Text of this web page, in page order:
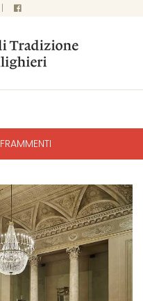
|
FRAMMENTI